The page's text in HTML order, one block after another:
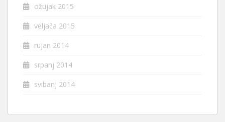
ožujak 2015
veljača 2015
rujan 2014
srpanj 2014
svibanj 2014